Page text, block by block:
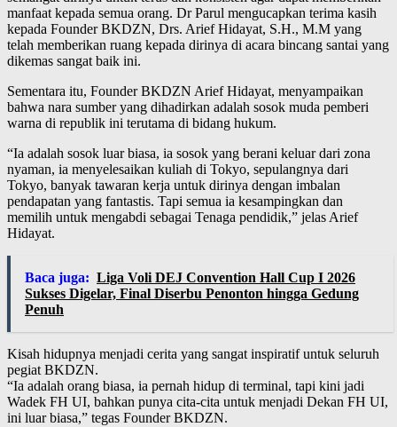
manfaat kepada semua orang. Dr Parul mengucapkan terima kasih
kepada Founder BKDZN, Drs. Arief Hidayat, S.H., M.M yang
telah memberikan ruang kepada dirinya di acara bincang santai yang
dikemas sangat baik ini.
Sementara itu, Founder BKDZN Arief Hidayat, menyampaikan
bahwa nara sumber yang dihadirkan adalah sosok muda pemberi
warna di republik ini terutama di bidang hukum.
“Ia adalah sosok luar biasa, ia sosok yang berani keluar dari zona
nyaman, ia menyelesaikan kuliah di Tokyo, sepulangnya dari
Tokyo, banyak tawaran kerja untuk dirinya dengan imbalan
pendapatan yang fantastis. Tapi semua ia kesampingkan dan
memilih untuk mengabdi sebagai Tenaga pendidik,” jelas Arief
Hidayat.
Baca juga: Liga Voli DEJ Convention Hall Cup I 2026
Sukses Digelar, Final Diserbu Penonton hingga Gedung
Penuh
Kisah hidupnya menjadi cerita yang sangat inspiratif untuk seluruh
pegiat BKDZN.
“Ia adalah orang biasa, ia pernah hidup di terminal, tapi kini jadi
Wadek FH UI, bahkan punya cita-cita untuk menjadi Dekan FH UI,
ini luar biasa,” tegas Founder BKDZN.